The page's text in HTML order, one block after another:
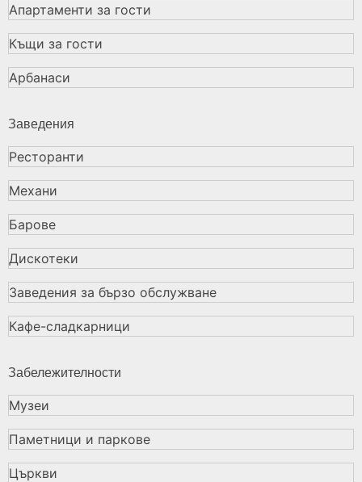
Апартаменти за гости
Къщи за гости
Арбанаси
Заведения
Ресторанти
Механи
Барове
Дискотеки
Заведения за бързо обслужване
Кафе-сладкарници
Забележителности
Музеи
Паметници и паркове
Църкви